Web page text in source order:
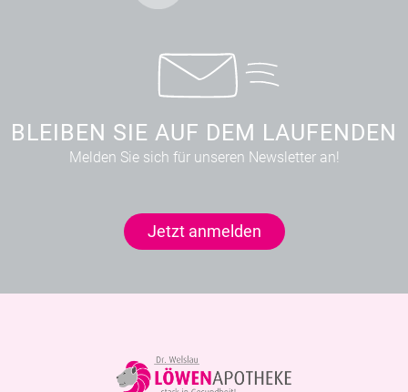
BLEIBEN SIE AUF DEM LAUFENDEN
Melden Sie sich für unseren Newsletter an!
Jetzt anmelden